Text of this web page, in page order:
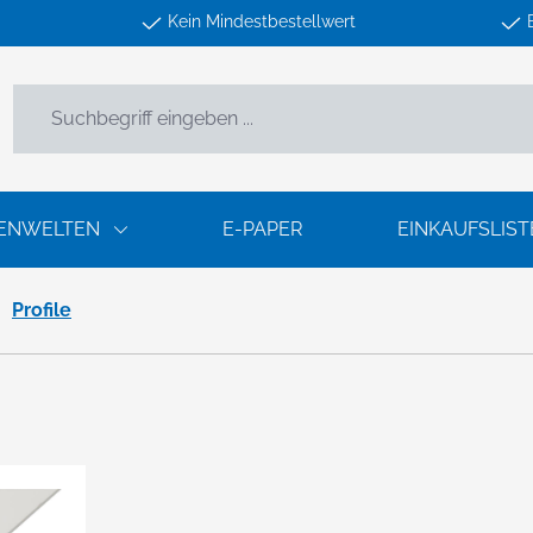
Kein Mindestbestellwert
E-PAPER
Profile